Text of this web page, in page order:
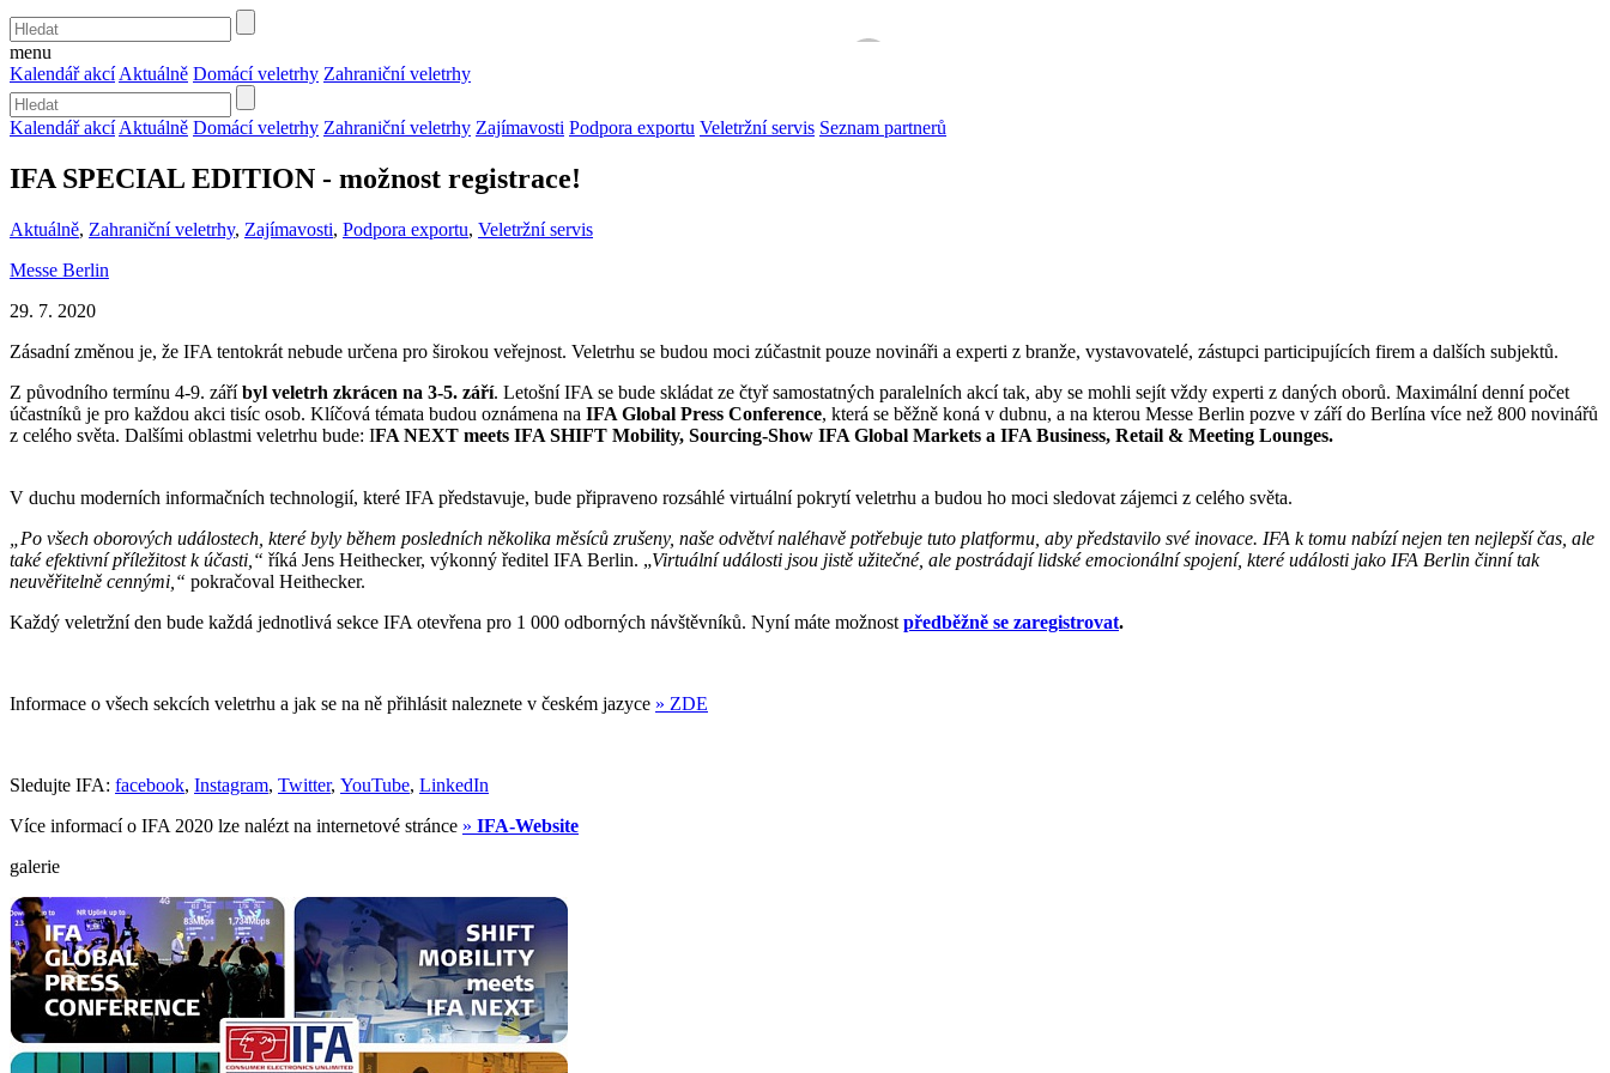
menu
Kalendář akcí Aktuálně Domácí veletrhy Zahraniční veletrhy
Kalendář akcí Aktuálně Domácí veletrhy Zahraniční veletrhy Zajímavosti Podpora exportu Veletržní servis Seznam partnerů
IFA SPECIAL EDITION - možnost registrace!
Aktuálně, Zahraniční veletrhy, Zajímavosti, Podpora exportu, Veletržní servis
Messe Berlin
29. 7. 2020
Zásadní změnou je, že IFA tentokrát nebude určena pro širokou veřejnost. Veletrhu se budou moci zúčastnit pouze novináři a experti z branže, vystavovatelé, zástupci participujících firem a dalších subjektů.
Z původního termínu 4-9. záříbyl veletrh zkrácen na 3-5. září. Letošní IFA se bude skládat ze čtyř samostatných paralelních akcí tak, aby se mohli sejít vždy experti z daných oborů. Maximální denní počet
účastníků je pro každou akci tisíc osob. Klíčová témata budou oznámena na IFA Global Press Conference, která se běžně koná v dubnu, a na kterou Messe Berlin pozve v září do Berlína více než 800 novinářů
z celého světa. Dalšími oblastmi veletrhu bude: IFA NEXT meets IFA SHIFT Mobility, Sourcing-Show IFA Global Markets a IFA Business, Retail & Meeting Lounges.
V duchu moderních informačních technologií, které IFA představuje, bude připraveno rozsáhlé virtuální pokrytí veletrhu a budou ho moci sledovat zájemci z celého světa.
„Po všech oborových událostech, které byly během posledních několika měsíců zrušeny, naše odvětví naléhavě potřebuje tuto platformu, aby představilo své inovace. IFA k tomu nabízí nejen ten nejlepší čas, ale
také efektivní příležitost k účasti,“ říká Jens Heithecker, výkonný ředitel IFA Berlin. „Virtuální události jsou jistě užitečné, ale postrádají lidské emocionální spojení, které události jako IFA Berlin činní tak
neuvěřitelně cennými,“ pokračoval Heithecker.
Každý veletržní den bude každá jednotlivá sekce IFA otevřena pro 1 000 odborných návštěvníků. Nyní máte možnost předběžně se zaregistrovat.
Informace o všech sekcích veletrhu a jak se na ně přihlásit naleznete v českém jazyce » ZDE
Sledujte IFA: facebook, Instagram, Twitter, YouTube, LinkedIn
Více informací o IFA 2020 lze nalézt na internetové stránce » IFA-Website
galerie